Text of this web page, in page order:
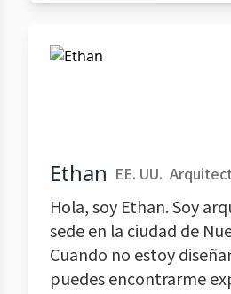
Ethan EE. UU.
Hola, soy Ethan. Soy
sede en la ciudad de
Cuando no estoy
puedes encontrarme